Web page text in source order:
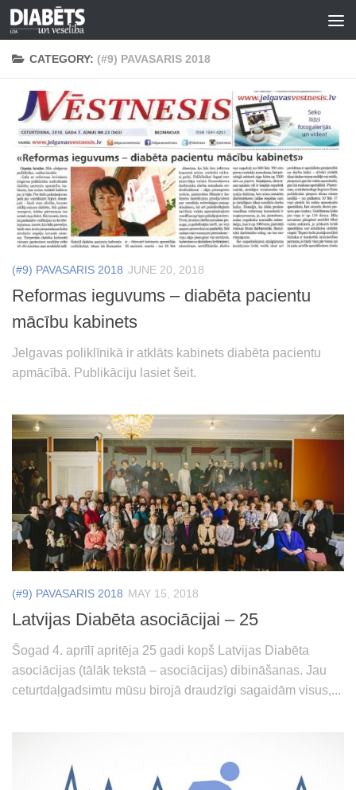
Skip to content
CATEGORY: (#9) PAVASARIS 2018
(#9) PAVASARIS 2018 JUNE 20, 2018
Reformas ieguvums – diabēta pacientu
mācību kabinets
Jelgavas poliklīnikā ir atklāts kabinets diabēta pacientu
apmācībā. Publikāciju lasiet šeit.
(#9) PAVASARIS 2018 MAY 15, 2018
Latvijas Diabēta asociācijai – 25
Šogad 4. aprīlī apritēja 25 gadi kopš Latvijas Diabēta
asociācijas (tālāk tekstā – asociācijas) dibināšanas. Jau
ceturtdaļgadsimtu mūsu birojā draudzīgi sagaidām visus,...